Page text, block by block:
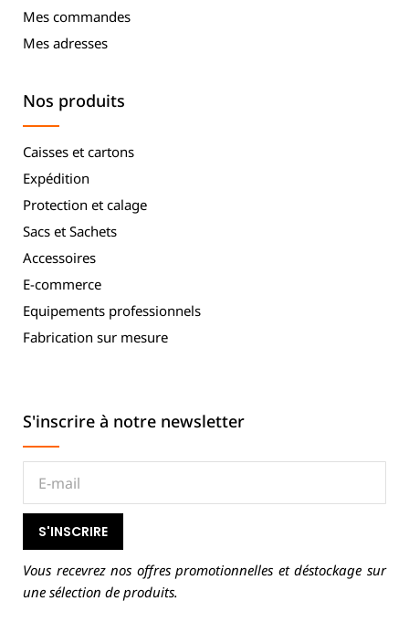
Mes commandes
Mes adresses
Nos produits
Caisses et cartons
Expédition
Protection et calage
Sacs et Sachets
Accessoires
E-commerce
Equipements professionnels
Fabrication sur mesure
S'inscrire à notre newsletter
S'INSCRIRE
Vous recevrez nos offres promotionnelles et déstockage sur
une sélection de produits.